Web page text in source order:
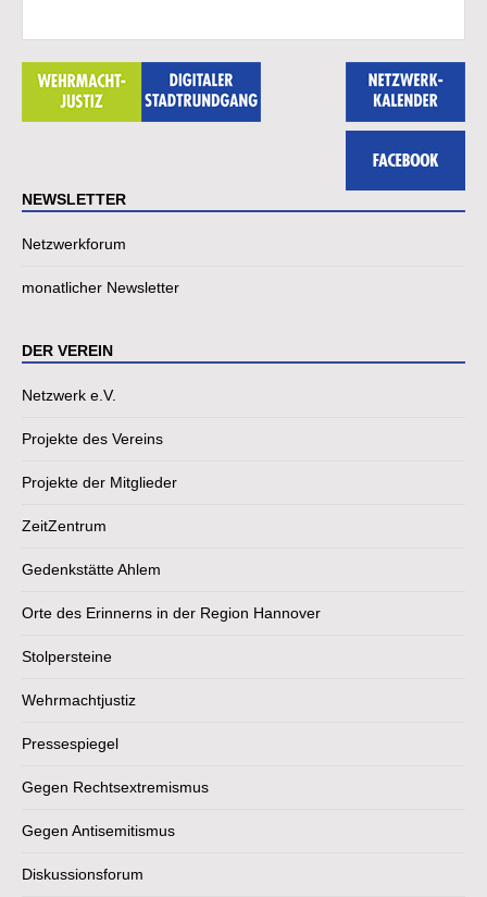
NEWSLETTER
Netzwerkforum
monatlicher Newsletter
DER VEREIN
Netzwerk e.V.
Projekte des Vereins
Projekte der Mitglieder
ZeitZentrum
Gedenkstätte Ahlem
Orte des Erinnerns in der Region Hannover
Stolpersteine
Wehrmachtjustiz
Pressespiegel
Gegen Rechtsextremismus
Gegen Antisemitismus
Diskussionsforum